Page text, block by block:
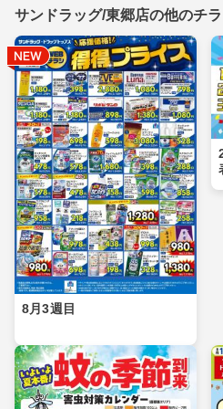
サンドラッグ/東郷店の他のチ
8月3週目